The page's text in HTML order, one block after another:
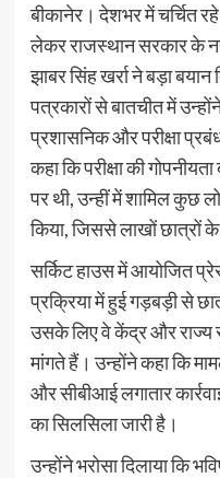
बीकानेर। देशभर में चर्चित
लेकर राजस्थान सरकार के
झाबर सिंह खर्रा ने बड़ा बयान
पत्रकारों से बातचीत में
प्रशासनिक और परीक्षा
कहा कि परीक्षा की
पर थी, उन्हीं में शामिल कुछ
किया, जिससे लाखों छात्रों
सर्किट हाउस में आयोजित प्रेस
प्रक्रिया में हुई गड़बड़ी से
उसके लिए वे केंद्र और राज्य
मांगते हैं। उन्होंने कहा कि
और सीबीआई लगातार
का सिलसिला जारी है।
उन्होंने भरोसा दिलाया कि